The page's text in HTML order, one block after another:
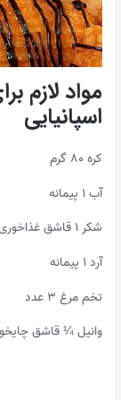
مواد لازم
اسپانیایی
کره ۸۰ گرم
آب ۱ پیمانه
شکر ۱ قاشق غذاخوری
آرد ۱ پیمانه
تخم مرغ ۳ عدد
وانیل ¼ قاشق